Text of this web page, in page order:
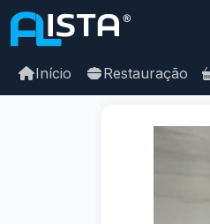
Início Restauração